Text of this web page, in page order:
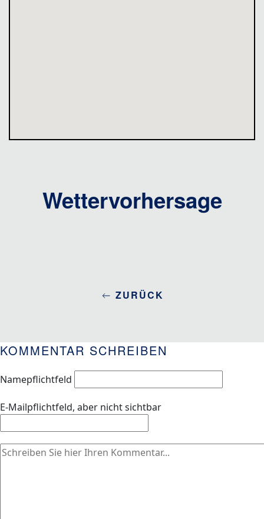
Wettervorhersage
ZURÜCK
KOMMENTAR SCHREIBEN
Namepflichtfeld
E-Mailpflichtfeld, aber nicht sichtbar